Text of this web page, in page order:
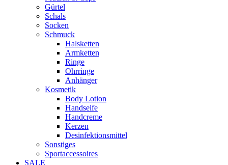
Gürtel
Schals
Socken
Schmuck
Halsketten
Armketten
Ringe
Ohrringe
Anhänger
Kosmetik
Body Lotion
Handseife
Handcreme
Kerzen
Desinfektionsmittel
Sonstiges
Sportaccessoires
SALE